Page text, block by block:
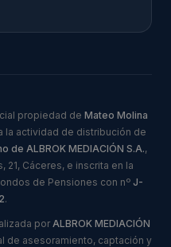
propiedad de Mateo Molina
la actividad de distribución de
de ALBROK MEDIACIÓN S.A.,
21, Cáceres, e inscrita en la
de Pensiones con nº J-
.
por ALBROK MEDIACIÓN
de asesoramiento, captación y